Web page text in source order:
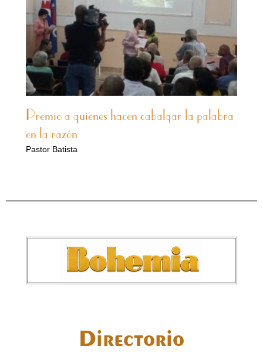
Premio a quienes hacen cabalgar la palabra
en la razón
Pastor Batista
Directorio